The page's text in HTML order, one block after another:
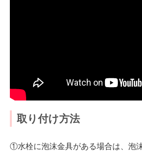
取り付け方法
①水栓に泡沫金具がある場合は、泡